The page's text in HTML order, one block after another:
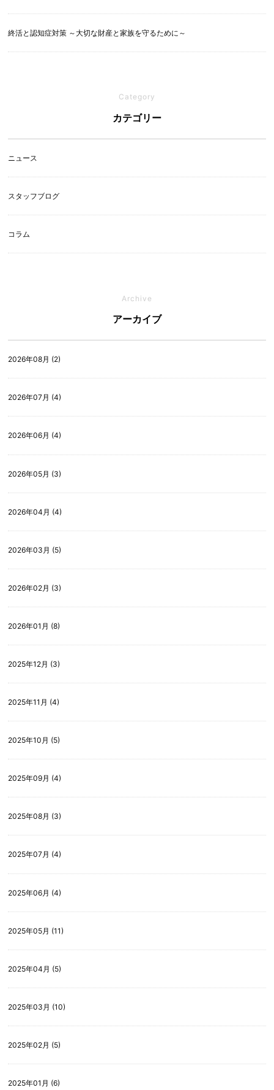
終活と認知症対策 ～大切な財産と家族を守るために～
Category
カテゴリー
ニュース
スタッフブログ
コラム
Archive
アーカイブ
2026年08月 (2)
2026年07月 (4)
2026年06月 (4)
2026年05月 (3)
2026年04月 (4)
2026年03月 (5)
2026年02月 (3)
2026年01月 (8)
2025年12月 (3)
2025年11月 (4)
2025年10月 (5)
2025年09月 (4)
2025年08月 (3)
2025年07月 (4)
2025年06月 (4)
2025年05月 (11)
2025年04月 (5)
2025年03月 (10)
2025年02月 (5)
2025年01月 (6)